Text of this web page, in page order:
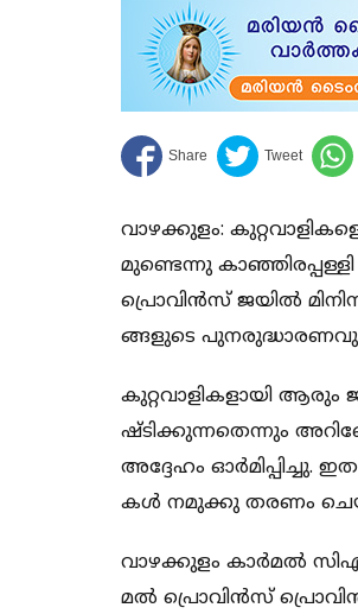
വാ​​​ഴ​​​ക്കു​​​ളം:
മു​​​ണ്ടെ​​​ന്നു
പ്രൊ​​​വി​​​ൻ​​​സ് ജ​​​യി​​​ൽ
ങ്ങ​​​ളു​​​ടെ
കു​​​റ്റ​​​വാ​​​ളി​​​ക​​​ളാ​​​യി ആ​​​രും
ഷ്ടി​​​ക്കു​​​ന്ന​​​തെ​​​ന്നും
അ​​​ദ്ദേ​​​ഹം
ക​​​ൾ ന​​​മു​​​ക്കു ത​​​ര​​​ണം
വാ​​​ഴ​​​ക്കു​​​ളം കാ​​​ർ​​​മ​​​ൽ
മ​​​ൽ പ്രൊ​​​വി​​​ൻ​​​സ്